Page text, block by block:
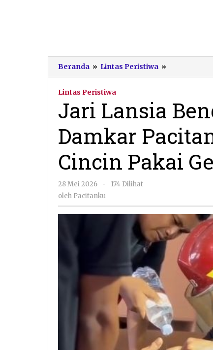
Beranda » Lintas Peristiwa »
Lansia
Terluka,
Damkar
Pacitan
Berjibaku
Cincin
Pakai
Lintas Peristiwa
Jari Lansia
Damkar
Cincin Pakai
28 Mei 2026
oleh
Pacitanku
-
174 Dilihat
oleh Pacitanku